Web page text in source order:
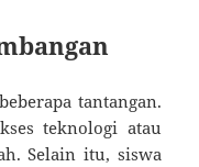
tantangan.
teknologi atau
Selain itu, siswa